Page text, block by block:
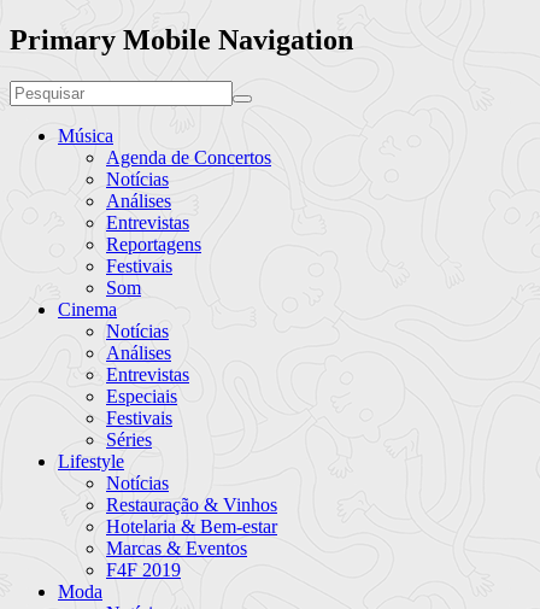
Primary Mobile Navigation
Música
Agenda de Concertos
Notícias
Análises
Entrevistas
Reportagens
Festivais
Som
Cinema
Notícias
Análises
Entrevistas
Especiais
Festivais
Séries
Lifestyle
Notícias
Restauração & Vinhos
Hotelaria & Bem-estar
Marcas & Eventos
F4F 2019
Moda